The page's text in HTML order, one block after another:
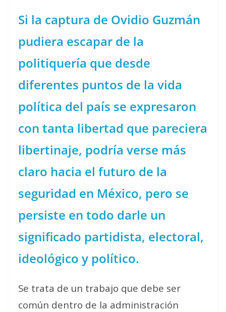
Si la captura de Ovidio Guzmán
pudiera escapar de la
politiquería que desde
diferentes puntos de la vida
política del país se expresaron
con tanta libertad que pareciera
libertinaje, podría verse más
claro hacia el futuro de la
seguridad en México, pero se
persiste en todo darle un
significado partidista, electoral,
ideológico y político.
Se trata de un trabajo que debe ser
común dentro de la administración